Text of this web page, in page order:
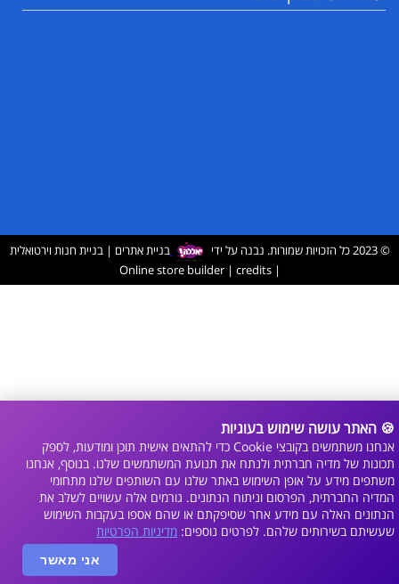
🍪 האתר עושה שימוש בעוגיות
אנחנו משתמשים בקובצי Cookie כדי להתאים אישית תוכן ומודעות, לספק
תכונות של מדיה חברתית ולנתח את תנועת המשתמשים שלנו. בנוסף, אנחנו
משתפים מידע על אופן השימוש באתר שלנו עם השותפים שלנו מתחומי
המדיה החברתית, הפרסום וניתוח הנתונים. גורמים אלה עשויים לשלב את
הנתונים האלה עם מידע אחר שסיפקתם או שהם אספו בעקבות השימוש
שעשיתם בשירותים שלהם. לפרטים נוספים: מדיניות הפרטיות
אני מאשר
© 2023 כל הזכויות שמורות. נבנה על ידי בניית אתרים |בניית חנות וירטואלית
|
Online store builder| credits